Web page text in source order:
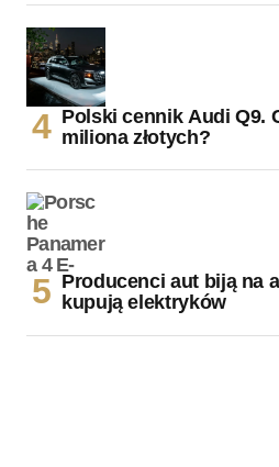
Polski cennik Audi Q9.
miliona złotych?
Producenci aut biją na
kupują elektryków